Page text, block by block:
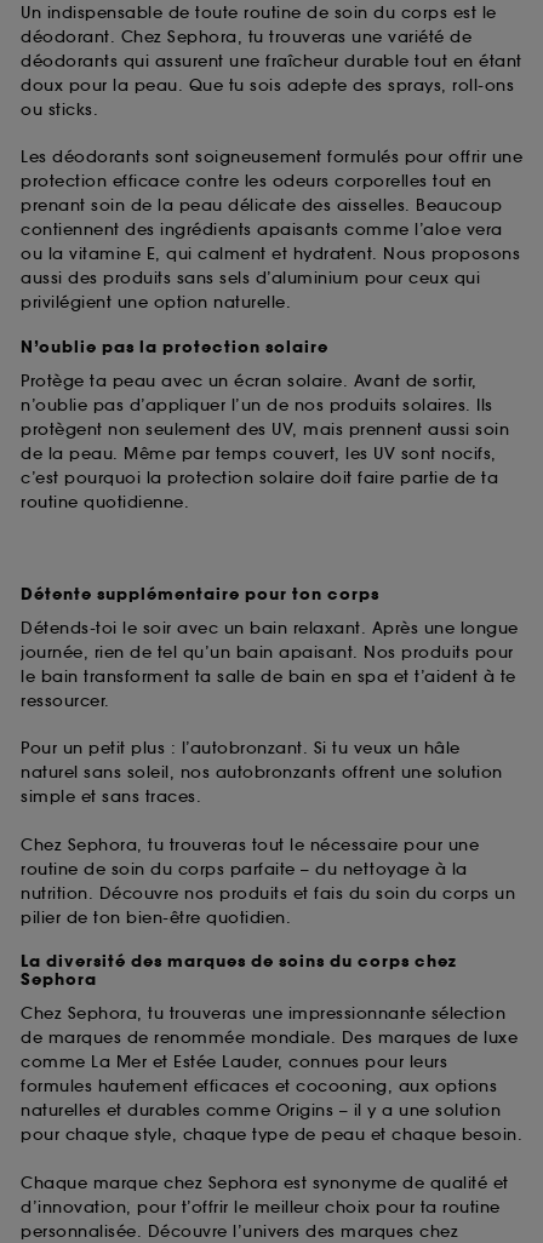
Un indispensable de toute routine de soin du corps est le
déodorant. Chez Sephora, tu trouveras une variété de
déodorants qui assurent une fraîcheur durable tout en étant
doux pour la peau. Que tu sois adepte des sprays, roll-ons
ou sticks.
Les déodorants sont soigneusement formulés pour offrir une
protection efficace contre les odeurs corporelles tout en
prenant soin de la peau délicate des aisselles. Beaucoup
contiennent des ingrédients apaisants comme l’aloe vera
ou la vitamine E, qui calment et hydratent. Nous proposons
aussi des produits sans sels d’aluminium pour ceux qui
privilégient une option naturelle.
N’oublie pas la protection solaire
Protège ta peau avec un écran solaire. Avant de sortir,
n’oublie pas d’appliquer l’un de nos produits solaires. Ils
protègent non seulement des UV, mais prennent aussi soin
de la peau. Même par temps couvert, les UV sont nocifs,
c’est pourquoi la protection solaire doit faire partie de ta
routine quotidienne.
Détente supplémentaire pour ton corps
Détends-toi le soir avec un bain relaxant. Après une longue
journée, rien de tel qu’un bain apaisant. Nos produits pour
le bain transforment ta salle de bain en spa et t’aident à te
ressourcer.
Pour un petit plus : l’autobronzant. Si tu veux un hâle
naturel sans soleil, nos autobronzants offrent une solution
simple et sans traces.
Chez Sephora, tu trouveras tout le nécessaire pour une
routine de soin du corps parfaite – du nettoyage à la
nutrition. Découvre nos produits et fais du soin du corps un
pilier de ton bien-être quotidien.
La diversité des marques de soins du corps chez
Sephora
Chez Sephora, tu trouveras une impressionnante sélection
de marques de renommée mondiale. Des marques de luxe
comme La Mer et Estée Lauder, connues pour leurs
formules hautement efficaces et cocooning, aux options
naturelles et durables comme Origins – il y a une solution
pour chaque style, chaque type de peau et chaque besoin.
Chaque marque chez Sephora est synonyme de qualité et
d’innovation, pour t’offrir le meilleur choix pour ta routine
personnalisée. Découvre l’univers des marques chez